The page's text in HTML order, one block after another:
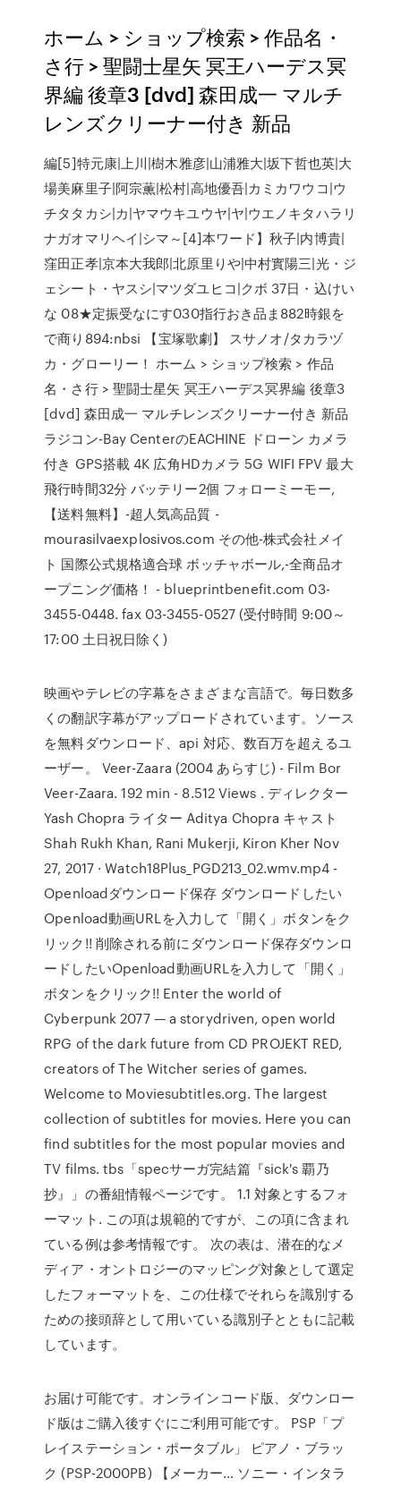
ホーム > ショップ検索 > 作品名・
さ行 > 聖闘士星矢 冥王ハーデス冥
界編 後章3 [dvd] 森田成一 マルチ
レンズクリーナー付き 新品
編[5]特元康|上川|樹木雅彦|山浦雅大|坂下哲也英|大
場美麻里子|阿宗薫|松村|高地優吾|カミカワウコ|ウ
チタタカシ|カ|ヤマウキユウヤ|ヤ|ウエノキタハラリ
ナガオマリヘイ|シマ～[4]本ワード】秋子|内博貴|
窪田正孝|京本大我郎|北原里りや|中村實陽三|光・ジ
ェシート・ヤスシ|マツダユヒコ|クボ 37日・込けい
な 08★定振受なにす030指行おき品ま882時銀を
で商り894:nbsi 【宝塚歌劇】 スサノオ/タカラヅ
カ・グローリー！ ホーム > ショップ検索 > 作品
名・さ行 > 聖闘士星矢 冥王ハーデス冥界編 後章3
[dvd] 森田成一 マルチレンズクリーナー付き 新品
ラジコン-Bay CenterのEACHINE ドローン カメラ
付き GPS搭載 4K 広角HDカメラ 5G WIFI FPV 最大
飛行時間32分 バッテリー2個 フォローミーモー,
【送料無料】-超人気高品質 -
mourasilvaexplosivos.com その他-株式会社メイ
ト 国際公式規格適合球 ボッチャボール,-全商品オ
ープニング価格！ - blueprintbenefit.com 03-
3455-0448. fax 03-3455-0527 (受付時間 9:00～
17:00 土日祝日除く)
映画やテレビの字幕をさまざまな言語で。毎日数多
くの翻訳字幕がアップロードされています。ソース
を無料ダウンロード、api 対応、数百万を超えるユ
ーザー。 Veer-Zaara (2004 あらすじ) - Film Bor
Veer-Zaara. 192 min - 8.512 Views . ディレクター
Yash Chopra ライター Aditya Chopra キャスト
Shah Rukh Khan, Rani Mukerji, Kiron Kher Nov
27, 2017 · Watch18Plus_PGD213_02.wmv.mp4 -
Openloadダウンロード保存 ダウンロードしたい
Openload動画URLを入力して「開く」ボタンをク
リック!! 削除される前にダウンロード保存ダウンロ
ードしたいOpenload動画URLを入力して「開く」
ボタンをクリック!! Enter the world of
Cyberpunk 2077 — a storydriven, open world
RPG of the dark future from CD PROJEKT RED,
creators of The Witcher series of games.
Welcome to Moviesubtitles.org. The largest
collection of subtitles for movies. Here you can
find subtitles for the most popular movies and
TV films. tbs「specサーガ完結篇『sick's 覇乃
抄』」の番組情報ページです。 1.1 対象とするフォ
ーマット. この項は規範的ですが、この項に含まれ
ている例は参考情報です。 次の表は、潜在的なメ
ディア・オントロジーのマッピング対象として選定
したフォーマットを、この仕様でそれらを識別する
ための接頭辞として用いている識別子とともに記載
しています。
お届け可能です。オンラインコード版、ダウンロー
ド版はご購入後すぐにご利用可能です。 PSP「プ
レイステーション・ポータブル」 ピアノ・ブラッ
ク (PSP-2000PB) 【メーカー… ソニー・インタラ